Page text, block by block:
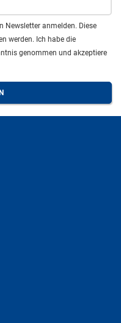
Newsletter anmelden. Diese
werden. Ich habe die
genommen und akzeptiere